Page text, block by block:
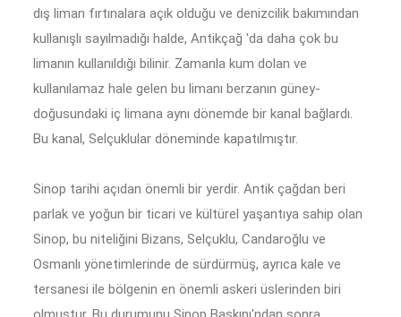
dış liman fırtınalara açık olduğu ve denizcilik bakımından
kullanışlı sayılmadığı halde, Antikçağ 'da daha çok bu
limanın kullanıldığı bilinir. Zamanla kum dolan ve
kullanılamaz hale gelen bu limanı berzanın güney-
doğusundaki iç limana aynı dönemde bir kanal bağlardı.
Bu kanal, Selçuklular döneminde kapatılmıştır.
Sinop tarihi açıdan önemli bir yerdir. Antik çağdan beri
parlak ve yoğun bir ticari ve kültürel yaşantıya sahip olan
Sinop, bu niteliğini Bizans, Selçuklu, Candaroğlu ve
Osmanlı yönetimlerinde de sürdürmüş, ayrıca kale ve
tersanesi ile bölgenin en önemli askeri üslerinden biri